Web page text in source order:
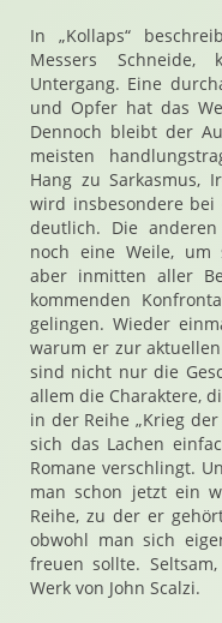
In „Kollaps“
Messers Schneide,
Untergang. Eine
und Opfer hat das
Dennoch bleibt der
meisten
Hang zu Sarkasmus,
wird insbesondere bei
deutlich. Die
noch eine Weile, um
aber inmitten aller
kommenden
gelingen. Wieder
warum er zur
sind nicht nur die
allem die Charaktere,
in der Reihe „Krieg der
sich das Lachen
Romane verschlingt.
man schon jetzt ein
Reihe, zu der er
obwohl man sich
freuen sollte.
Werk von John Scalzi.